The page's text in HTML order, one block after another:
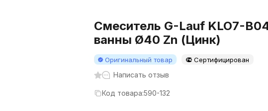
Смеситель G-Lauf KLO7-
ванны Ø40 Zn (Цинк)
Оригинальный товар Сертифицирован
Написать отзыв
Код товара:590-132